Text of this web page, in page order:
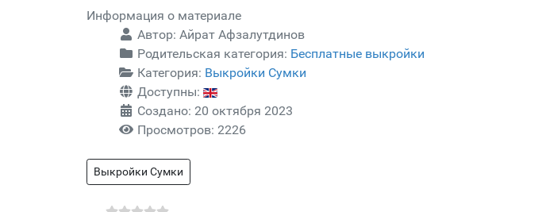
Информация о материале
Автор: Айрат Афзалутдинов
Родительская категория: Бесплатные выкройки
Категория: Выкройки Сумки
Доступны:
Создано: 20 октября 2023
Просмотров: 2226
Выкройки Сумки